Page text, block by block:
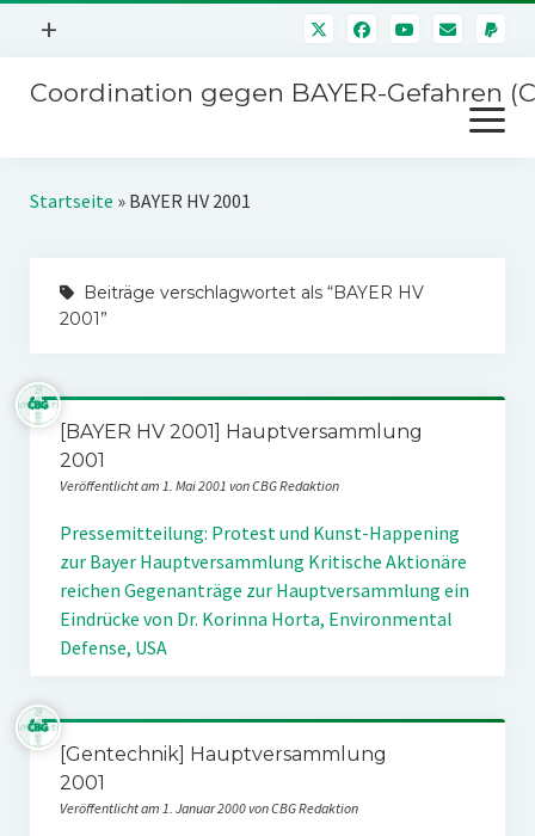
Menü
+
Mitmachen
Impressum
Coordination gegen BAYER-Gefahren
Menü
öffnen
Kampagnen
Stichwort BAYER
SPENDEN
Startseite » BAYER HV 2001
Beiträge verschlagwortet als “BAYER HV
2001”
[BAYER HV 2001] Hauptversammlung
2001
Veröffentlicht am 1. Mai 2001 von CBG Redaktion
Pressemitteilung: Protest und Kunst-Happening
zur Bayer Hauptversammlung Kritische Aktionäre
reichen Gegenanträge zur Hauptversammlung ein
Eindrücke von Dr. Korinna Horta, Environmental
Defense, USA
[Gentechnik] Hauptversammlung
2001
Veröffentlicht am 1. Januar 2000 von CBG Redaktion